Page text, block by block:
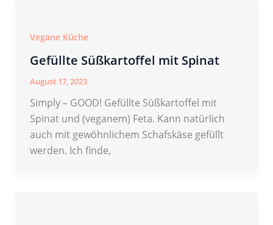
Vegane Küche
Gefüllte Süßkartoffel mit Spinat
August 17, 2023
Simply – GOOD! Gefüllte Süßkartoffel mit
Spinat und (veganem) Feta. Kann natürlich
auch mit gewöhnlichem Schafskäse gefüllt
werden. Ich finde,